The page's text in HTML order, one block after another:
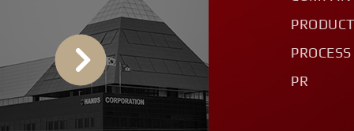
PROCESS
PR